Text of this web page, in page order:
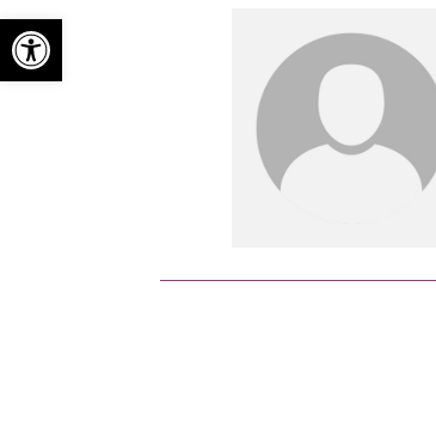
Abrir barra de herramientas